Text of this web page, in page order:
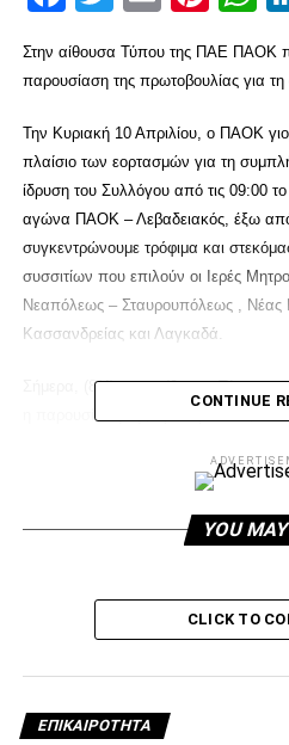
Στην αίθουσα Τύπου της ΠΑΕ ΠΑΟΚ
παρουσίαση της πρωτοβουλίας για
Την Κυριακή 10 Απριλίου, ο ΠΑΟΚ
πλαίσιο των εορτασμών για τη
ίδρυση του Συλλόγου από τις 09:00
αγώνα ΠΑΟΚ – Λεβαδειακός, έξω
συγκεντρώνουμε τρόφιμα και
συσσιτίων που επιλούν οι Ιερές
Νεαπόλεως – Σταυρουπόλεως , Νέας
Κασσανδρείας και Λαγκαδά.
Σήμερα, (8/4) στην αίθουσα Τύπου
η παρουσίαση της πρωτοβουλίας και
έχουν τη δυνατότητα να προσφέρουν
εκπρόσωποι των Ιερών Μητροπόλεων,
δύσκολες συνθήκες που έχουν
CONTINUE
YOU
CLICK TO
ΕΠΙΚΑΙΡΌΤΗΤΑ